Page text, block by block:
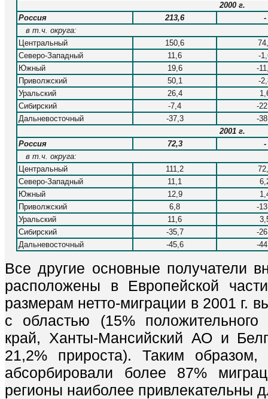
2000 г.
Россия
213,6
-
в т.ч. округа:
Центральный
150,6
Северо-Западный
11,6
-
Южный
19,6
-
Приволжский
50,1
-
Уральский
26,4
Сибирский
-7,4
-
Дальневосточный
-37,3
-
2001 г.
Россия
72,3
-
в т.ч. округа:
Центральный
111,2
Северо-Западный
11,1
Южный
12,9
Приволжский
6,8
-
Уральский
11,6
Сибирский
-35,7
-
Дальневосточный
-45,6 -
Все другие основные получатели
расположены в Европейской
размерам нетто-миграции в 2001 г.
с областью (15% положительного
край, Ханты-Мансийский АО и
21,2% прироста). Таким
абсорбировали более 87%
регионы наиболее привлекательны